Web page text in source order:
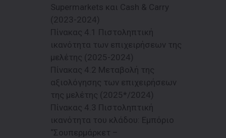
Supermarkets και Cash & Carry
(2023-2024)
Πίνακας 4.1 Πιστοληπτική
ικανότητα των επιχειρήσεων της
μελέτης (2025-2024)
Πίνακας 4.2 Μεταβολή της
αξιολόγησης των επιχειρήσεων
της μελέτης (2025*/2024)
Πίνακας 4.3 Πιστοληπτική
ικανότητα του κλάδου: Εμπόριο
“Σουπερμάρκετ –